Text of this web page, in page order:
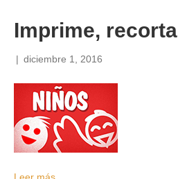
Imprime, recorta
| diciembre 1, 2016